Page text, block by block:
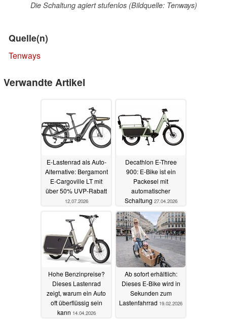
Die Schaltung agiert stufenlos (Bildquelle: Tenways)
Quelle(n)
Tenways
Verwandte Artikel
E-Lastenrad als Auto-
Alternative: Bergamont
E-Cargoville LT mit
über 50% UVP-Rabatt
12.07.2026
Decathlon E-Three
900: E-Bike ist ein
Packesel mit
automatischer
Schaltung 27.04.2026
Hohe Benzinpreise?
Dieses Lastenrad
zeigt, warum ein Auto
oft überflüssig sein
kann 14.04.2026
Ab sofort erhältlich:
Dieses E-Bike wird in
Sekunden zum
Lastenfahrrad 19.02.2026